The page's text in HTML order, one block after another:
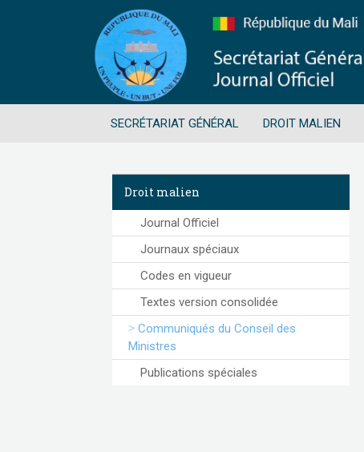
SECRÉTARIAT GÉNÉRAL DROIT MALIEN
Droit malien
Journal Officiel
Journaux spéciaux
Codes en vigueur
Textes version consolidée
Communiqués du Conseil des
Ministres
Publications spéciales